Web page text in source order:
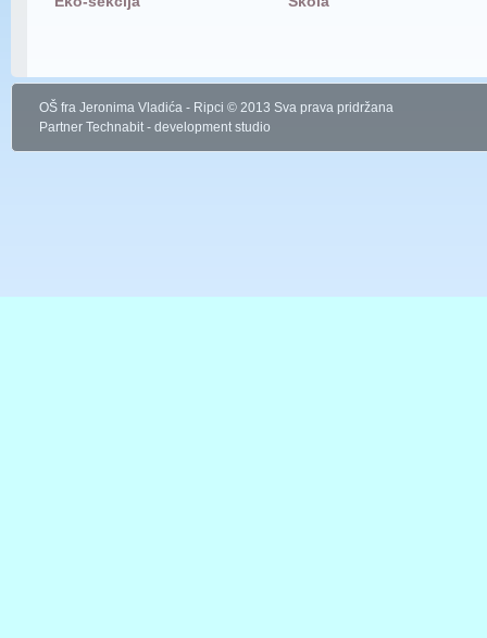
OŠ fra Jeronima Vladića - Ripci © 2013 Sva prava pridržana
Partner Technabit - development studio